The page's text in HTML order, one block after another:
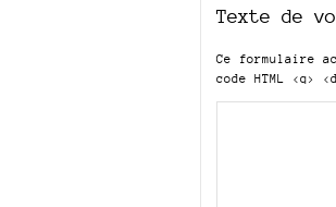
Texte de
Ce formulaire
code HTML <q>